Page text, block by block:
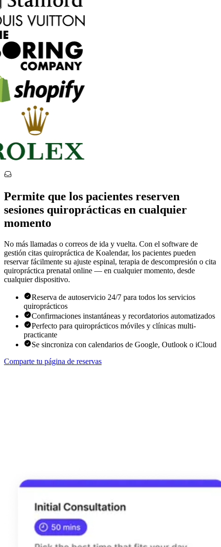
Permite que los pacientes reserven
sesiones quiroprácticas en cualquier
momento
No más llamadas o correos de ida y vuelta. Con el software de
gestión citas quiropráctica de Koalendar, los pacientes pueden
reservar fácilmente su ajuste espinal, terapia de descompresión o cita
quiropráctica prenatal online — en cualquier momento, desde
cualquier dispositivo.
Reserva de autoservicio 24/7 para todos los servicios
quiroprácticos
Confirmaciones instantáneas y recordatorios automatizados
Perfecto para quiroprácticos móviles y clínicas multi-
practicante
Se sincroniza con calendarios de Google, Outlook o iCloud
Comparte tu página de reservas